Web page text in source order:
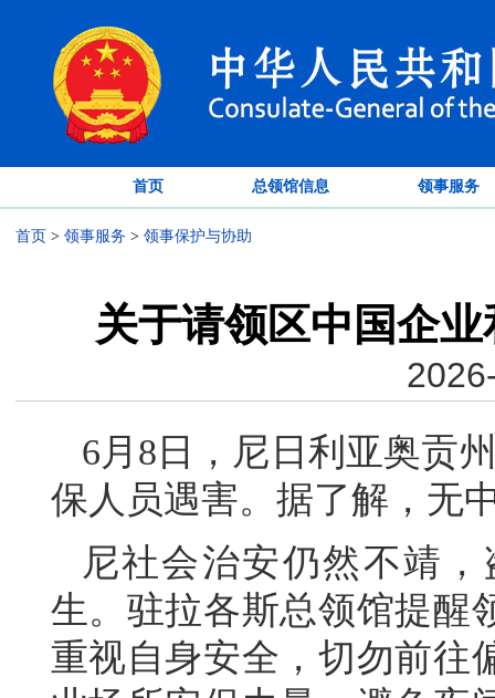
首页 总领馆信息 领事服务
首页 > 领事服务 > 领事保护与协助
关于请领区中国企
6月8日，尼日利亚奥贡
保人员遇害。据了解，无
尼社会治安仍然不靖
生。驻拉各斯总领馆提醒
重视自身安全，切勿前往